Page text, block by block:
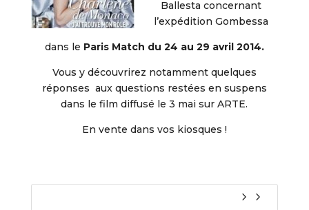
Ballesta concernant
l’expédition Gombessa
dans le Paris Match du 24 au 29 avril 2014.
Vous y découvrirez notamment quelques
réponses aux questions restées en suspens
dans le film diffusé le 3 mai sur ARTE.
En vente dans vos kiosques !